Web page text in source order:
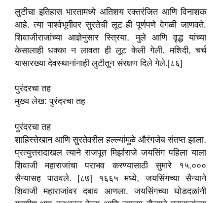
लुटीचा इतिहास भारतामध्ये अतिशय रक्तरंजित आणि विनाशक
आहे. त्या पार्श्वभूमीवर सुरतेची लूट ही पूर्णपणे वेगळी जाणवते.
शिवाजीराजांच्या आज्ञेनुसार स्त्रिया, मुले आणि वृद्ध यांच्या
केसालाही धक्का न लावता ही लूट केली गेली. मशिदी, चर्च
यासारख्या देवस्थानांनाही लुटीतून संरक्षण दिले गेले.[८६]
पुरंदरचा तह
मुख्य लेख: पुरंदरचा तह
पुरंदरचा तह
शाहिस्तेखान आणि सुरतेवरील हल्ल्यांमुळे औरंगजेब संतप्त झाला.
प्रत्युत्तरादाखल त्याने राजपूत मिर्झाराजे जयसिंग पहिला याला
शिवाजी महाराजांचा पराभव करण्यासाठी सुमारे १५,०००
सैन्यासह पाठवले. [८७] १६६५ मध्ये, जयसिंगच्या सैन्याने
शिवाजी महाराजांवर दबाव आणला. जयसिंगच्या घोडदळांनी